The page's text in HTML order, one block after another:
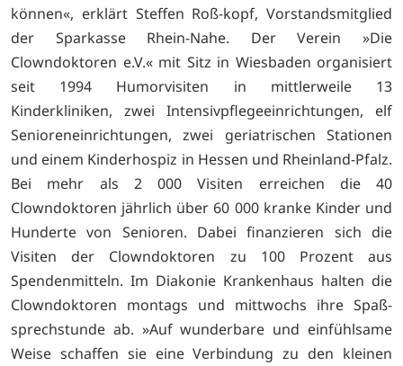
können«, erklärt Steffen Roß-kopf, Vorstandsmitglied
der Sparkasse Rhein-Nahe. Der Verein »Die
Clowndoktoren e.V.« mit Sitz in Wiesbaden organisiert
seit 1994 Humorvisiten in mittlerweile 13
Kinderkliniken, zwei Intensivpflegeeinrichtungen, elf
Senioreneinrichtungen, zwei geriatrischen Stationen
und einem Kinderhospiz in Hessen und Rheinland-Pfalz.
Bei mehr als 2 000 Visiten erreichen die 40
Clowndoktoren jährlich über 60 000 kranke Kinder und
Hunderte von Senioren. Dabei finanzieren sich die
Visiten der Clowndoktoren zu 100 Prozent aus
Spendenmitteln. Im Diakonie Krankenhaus halten die
Clowndoktoren montags und mittwochs ihre Spaß-
sprechstunde ab. »Auf wunderbare und einfühlsame
Weise schaffen sie eine Verbindung zu den kleinen